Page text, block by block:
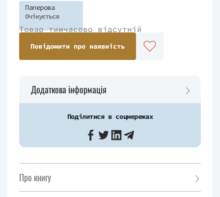
Паперова
Очікується
Товар тимчасово відсутній
Повідомити про наявність
Додаткова інформація
Поділитися в соцмережах
Про книгу